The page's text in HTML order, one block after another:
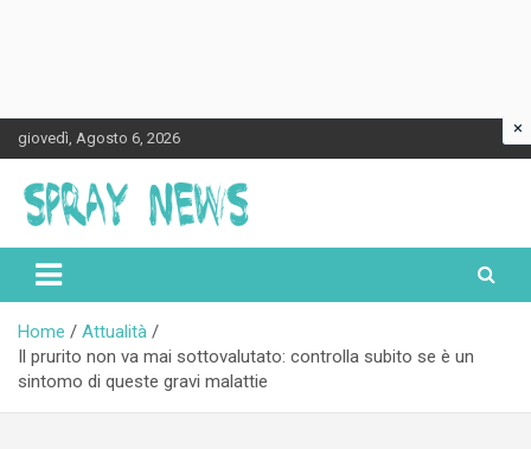
Skip
to
content
giovedì, Agosto 6, 2026
Spraynews.it
Home
Attualità
Il prurito non va mai sottovalutato: controlla subito se è un
sintomo di queste gravi malattie
×